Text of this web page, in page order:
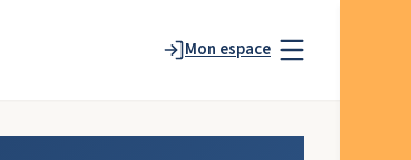
Mon espace